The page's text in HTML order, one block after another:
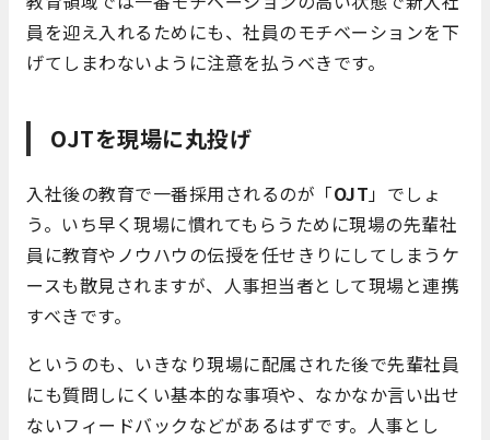
員を迎え入れるためにも、社員のモチベーションを下
げてしまわないように注意を払うべきです。
OJTを現場に丸投げ
入社後の教育で一番採用されるのが「OJT」でしょ
う。いち早く現場に慣れてもらうために現場の先輩社
員に教育やノウハウの伝授を任せきりにしてしまうケ
ースも散見されますが、人事担当者として現場と連携
すべきです。
というのも、いきなり現場に配属された後で先輩社員
にも質問しにくい基本的な事項や、なかなか言い出せ
ないフィードバックなどがあるはずです。人事とし